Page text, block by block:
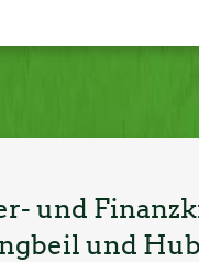
und
und